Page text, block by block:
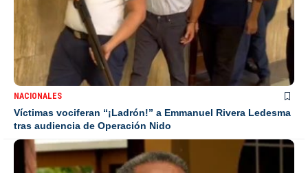
NACIONALES
Víctimas vociferan “¡Ladrón!” a Emmanuel Rivera Ledesma
tras audiencia de Operación Nido